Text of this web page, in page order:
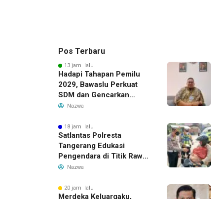
Pos Terbaru
13 jam lalu
Hadapi Tahapan Pemilu
2029, Bawaslu Perkuat
SDM dan Gencarkan
Pendidikan Demokrasi
Nazwa
18 jam lalu
Satlantas Polresta
Tangerang Edukasi
Pengendara di Titik Rawan
Kecelakaan Lewat
Nazwa
20 jam lalu
Merdeka Keluargaku,